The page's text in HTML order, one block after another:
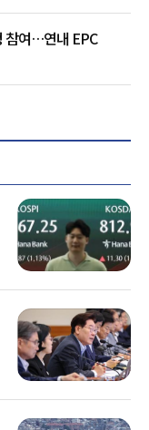
참여…연내 EPC